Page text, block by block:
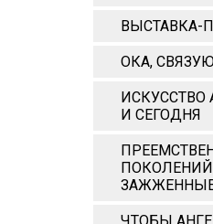
ВЫСТАВКА-
ОКА,
ИСКУССТВО
И СЕГОДНЯ